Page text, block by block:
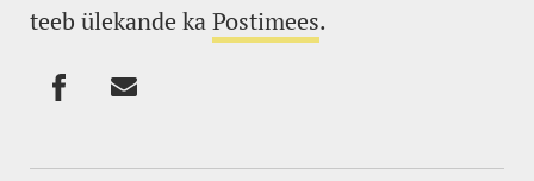
teeb ülekande kaPostimees.